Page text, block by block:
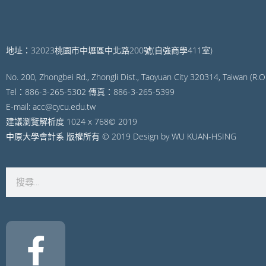
地址：32023桃園市中壢區中北路200號(自強商學411室)
No. 200, Zhongbei Rd., Zhongli Dist., Taoyuan City 320314, Taiwan
Tel：886-3-265-5302 傳真：886-3-265-5399
E-mail: acc@cycu.edu.tw
建議瀏覽解析度 1024 x 768© 2019
中原大學會計系 版權所有 © 2019 Design by WU KUAN-HSING